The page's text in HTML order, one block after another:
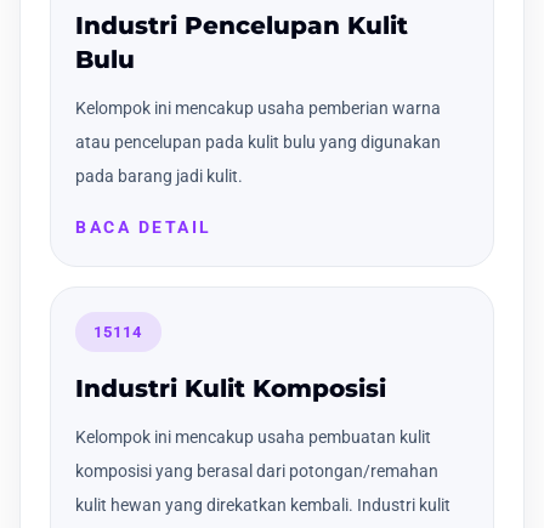
Industri Pencelupan Kulit
Bulu
Kelompok ini mencakup usaha pemberian warna
atau pencelupan pada kulit bulu yang digunakan
pada barang jadi kulit.
BACA DETAIL
15114
Industri Kulit Komposisi
Kelompok ini mencakup usaha pembuatan kulit
komposisi yang berasal dari potongan/remahan
kulit hewan yang direkatkan kembali. Industri kulit